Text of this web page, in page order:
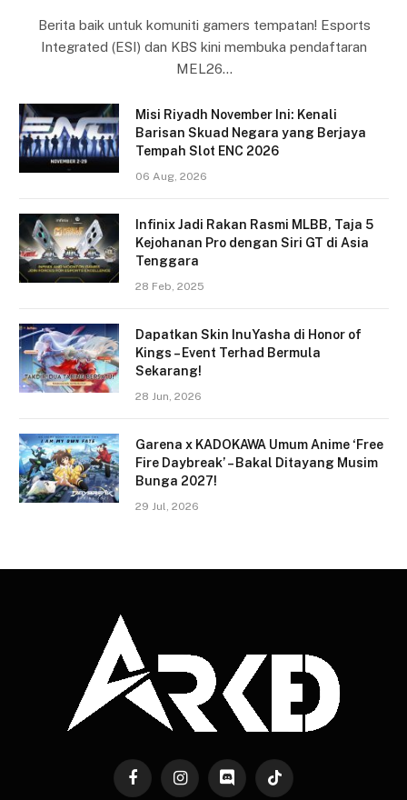
Berita baik untuk komuniti gamers tempatan! Esports
Integrated (ESI) dan KBS kini membuka pendaftaran
MEL26…
Misi Riyadh November Ini: Kenali
Barisan Skuad Negara yang Berjaya
Tempah Slot ENC 2026
06 Aug, 2026
Infinix Jadi Rakan Rasmi MLBB, Taja 5
Kejohanan Pro dengan Siri GT di Asia
Tenggara
28 Feb, 2025
Dapatkan Skin InuYasha di Honor of
Kings – Event Terhad Bermula
Sekarang!
28 Jun, 2026
Garena x KADOKAWA Umum Anime ‘Free
Fire Daybreak’ – Bakal Ditayang Musim
Bunga 2027!
29 Jul, 2026
FacebookInstagramDiscord TikTok